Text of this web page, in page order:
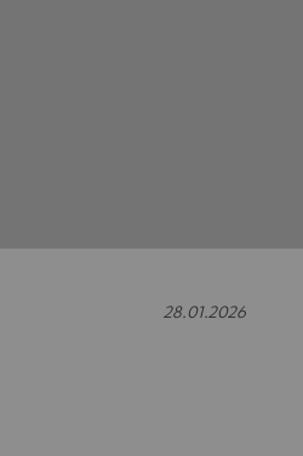
28.01.2026